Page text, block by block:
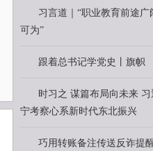
习言道｜“职业教育前途广
可为”
跟着总书记学党史丨旗帜
时习之 谋篇布局向未来 习
宁考察心系新时代东北振兴
巧用转账备注传送反诈提